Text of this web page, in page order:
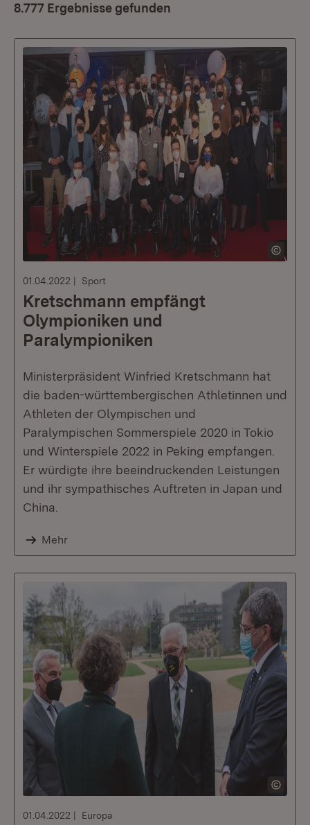
8.777 Ergebnisse gefunden
01.04.2022 Sport
Kretschmann empfängt
Olympioniken und
Paralympioniken
Ministerpräsident Winfried Kretschmann hat
die baden-württembergischen Athletinnen und
Athleten der Olympischen und
Paralympischen Sommerspiele 2020 in Tokio
und Winterspiele 2022 in Peking empfangen.
Er würdigte ihre beeindruckenden Leistungen
und ihr sympathisches Auftreten in Japan und
China.
Mehr
01.04.2022 Europa